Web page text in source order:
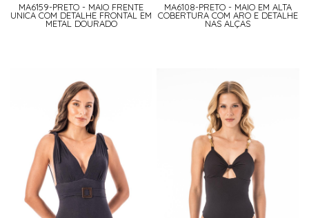
MA6159-PRETO - MAIO FRENTE
UNICA COM DETALHE FRONTAL EM
METAL DOURADO
MA6108-PRETO - MAIO EM ALTA
COBERTURA COM ARO E DETALHE
NAS ALÇAS